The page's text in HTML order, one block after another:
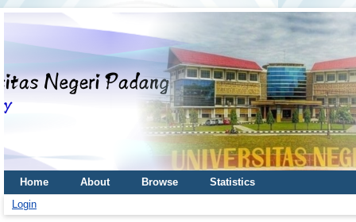
Home About Browse
Statistics
Login